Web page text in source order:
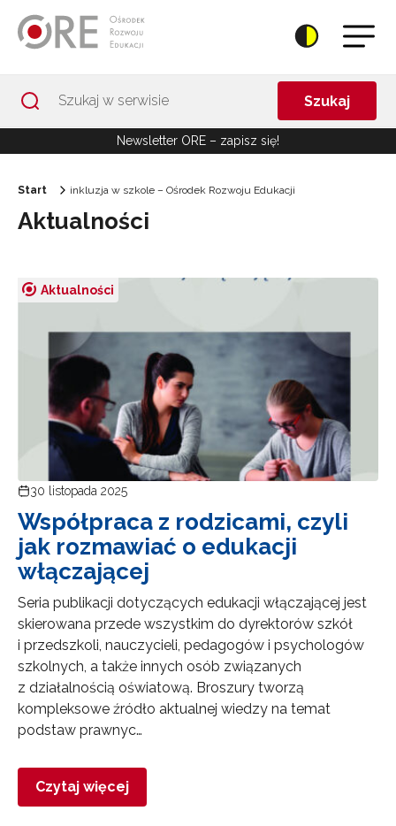
Szukaj
Newsletter ORE – zapisz się!
Start inkluzja w szkole – Ośrodek Rozwoju Edukacji
Aktualności
Aktualności
30 listopada 2025
Współpraca z rodzicami, czyli
jak rozmawiać o edukacji
włączającej
Seria publikacji dotyczących edukacji włączającej jest
skierowana przede wszystkim do dyrektorów szkół
i przedszkoli, nauczycieli, pedagogów i psychologów
szkolnych, a także innych osób związanych
z działalnością oświatową. Broszury tworzą
kompleksowe źródło aktualnej wiedzy na temat
podstaw prawnyc…
Czytaj więcej